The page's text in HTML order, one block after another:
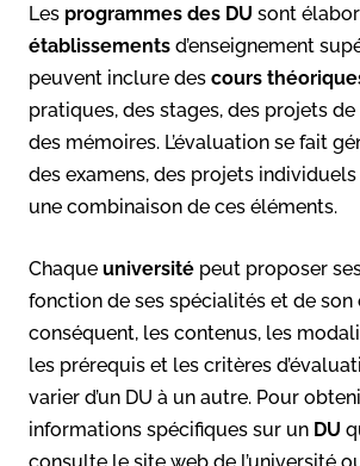
Les programmes des DU sont
établissements d’enseignement
peuvent inclure des cours
pratiques, des stages, des projets
des mémoires. L’évaluation se fait
des examens, des projets
une combinaison de ces éléments.
Chaque université peut proposer
fonction de ses spécialités et de son
conséquent, les contenus, les
les prérequis et les critères
varier d’un DU à un autre. Pour
informations spécifiques sur un DU